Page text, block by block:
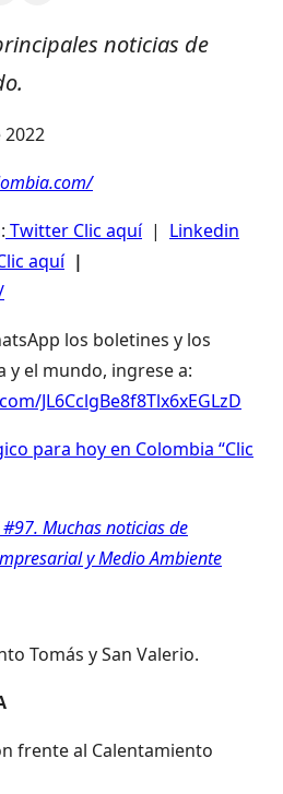
noticias de
Twitter Clic aquí| Linkedin
aquí|
los boletines y los
y el mundo, ingrese a:
JL6CclgBe8f8Tlx6xEGLzD
para hoy en Colombia “Clic
Muchas noticias de
y Medio Ambiente
Tomás y San Valerio.
frente al Calentamiento